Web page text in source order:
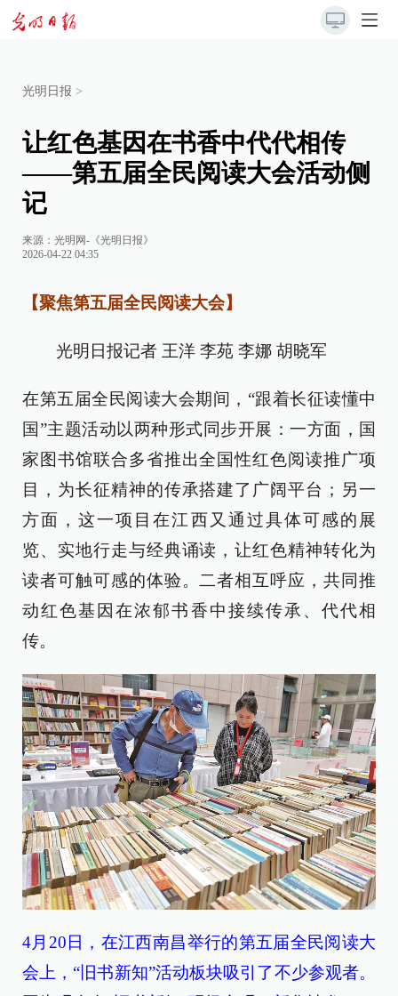
光明日报 >
让红色基因在书香中代代相传
——第五届全民阅读大会活动侧
记
来源： 光明网-《光明日报》
2026-04-22 04:35
【聚焦第五届全民阅读大会】
光明日报记者 王洋 李苑 李娜 胡晓军
在第五届全民阅读大会期间，“跟着长征读懂中
国”主题活动以两种形式同步开展：一方面，国
家图书馆联合多省推出全国性红色阅读推广项
目，为长征精神的传承搭建了广阔平台；另一
方面，这一项目在江西又通过具体可感的展
览、实地行走与经典诵读，让红色精神转化为
读者可触可感的体验。二者相互呼应，共同推
动红色基因在浓郁书香中接续传承、代代相
传。
4月20日，在江西南昌举行的第五届全民阅读大
会上，“旧书新知”活动板块吸引了不少参观者。